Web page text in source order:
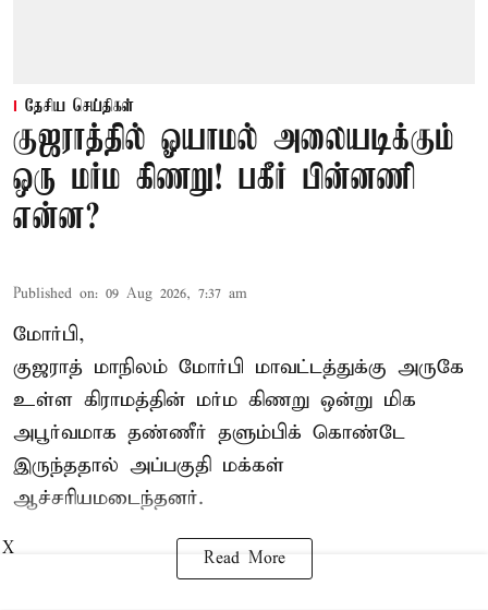
தேசிய செய்திகள்
குஜராத்தில் ஓயாமல் அலையடிக்கும்
ஒரு மர்ம கிணறு! பகீர் பின்னணி
என்ன?
Published on: 09 Aug 2026, 7:37 am
மோர்பி,
குஜராத் மாநிலம் மோர்பி மாவட்டத்துக்கு அருகே
உள்ள கிராமத்தின் மர்ம கிணறு ஒன்று மிக
அபூர்வமாக தண்ணீர் தளும்பிக் கொண்டே
இருந்ததால் அப்பகுதி மக்கள்
ஆச்சரியமடைந்தனர்.
Read More
X